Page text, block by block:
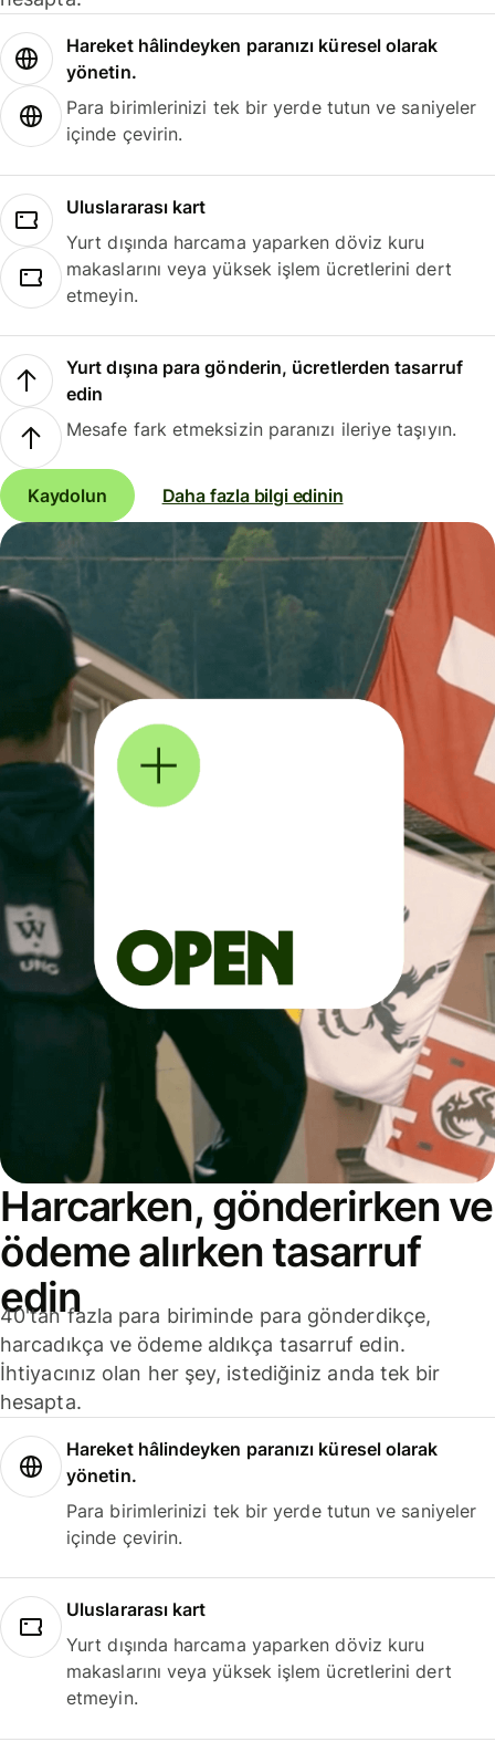
Hareket hâlindeyken paranızı küresel olarak
yönetin.
Para birimlerinizi tek bir yerde tutun ve saniyeler
içinde çevirin.
Uluslararası kart
Yurt dışında harcama yaparken döviz kuru
makaslarını veya yüksek işlem ücretlerini dert
etmeyin.
Yurt dışına para gönderin, ücretlerden tasarruf
edin
Mesafe fark etmeksizin paranızı ileriye taşıyın.
Kaydolun Daha fazla bilgi edinin
Harcarken, gönderirken ve
ödeme alırken tasarruf
edin
40'tan fazla para biriminde para gönderdikçe,
harcadıkça ve ödeme aldıkça tasarruf edin.
İhtiyacınız olan her şey, istediğiniz anda tek bir
hesapta.
Hareket hâlindeyken paranızı küresel olarak
yönetin.
Para birimlerinizi tek bir yerde tutun ve saniyeler
içinde çevirin.
Uluslararası kart
Yurt dışında harcama yaparken döviz kuru
makaslarını veya yüksek işlem ücretlerini dert
etmeyin.